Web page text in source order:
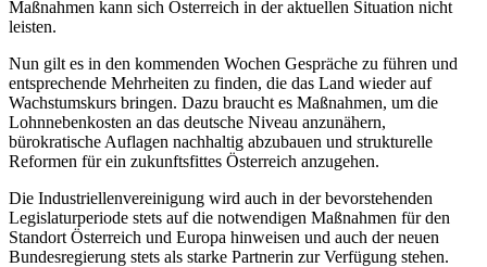
Maßnahmen kann sich Österreich in der aktuellen Situation nicht
leisten.
Nun gilt es in den kommenden Wochen Gespräche zu führen und
entsprechende Mehrheiten zu finden, die das Land wieder auf
Wachstumskurs bringen. Dazu braucht es Maßnahmen, um die
Lohnnebenkosten an das deutsche Niveau anzunähern,
bürokratische Auflagen nachhaltig abzubauen und strukturelle
Reformen für ein zukunftsfittes Österreich anzugehen.
Die Industriellenvereinigung wird auch in der bevorstehenden
Legislaturperiode stets auf die notwendigen Maßnahmen für den
Standort Österreich und Europa hinweisen und auch der neuen
Bundesregierung stets als starke Partnerin zur Verfügung stehen.